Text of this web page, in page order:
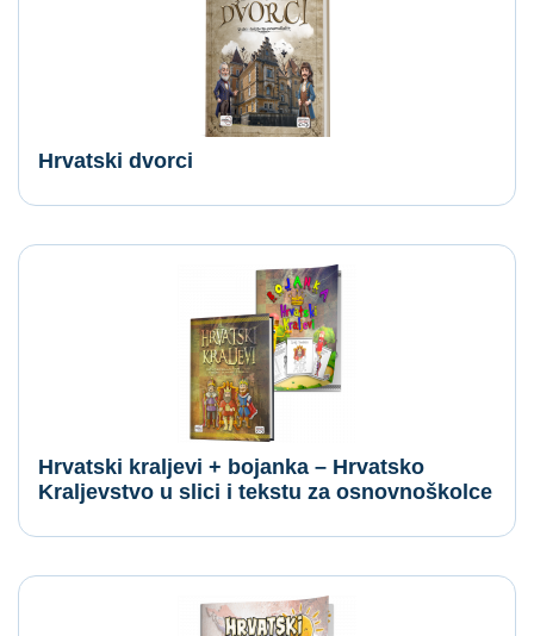
Hrvatski dvorci
Hrvatski kraljevi + bojanka – Hrvatsko
Kraljevstvo u slici i tekstu za osnovnoškolce